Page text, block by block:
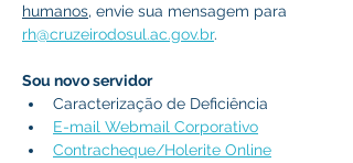
humanos, envie sua mensagem para
rh@cruzeirodosul.ac.gov.br.
Sou novo servidor
Caracterização de Deficiência
E-mail Webmail Corporativo
Contracheque/Holerite Online